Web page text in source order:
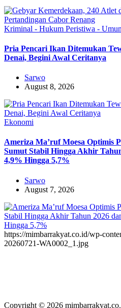
Kriminal - Hukum Peristiwa -
Pria Pencari Ikan Ditemukan
Denai, Begini Awal Ceritanya‎
Sarwo
August 8, 2026
Ekonomi
Ameriza Ma’ruf Moesa‎ Optimis
Sumut Stabil Hingga Akhir
4,9% Hingga 5,7%
Sarwo
August 7, 2026
https://mimbarrakyat.co.id/wp-
20260721-WA0002_1.jpg
Copyright © 2026